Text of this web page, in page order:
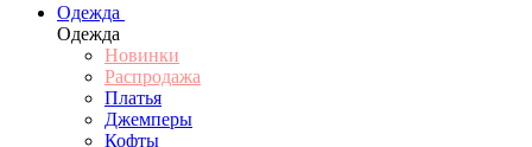
Одежда
Одежда
Новинки
Распродажа
Платья
Джемперы
Кофты